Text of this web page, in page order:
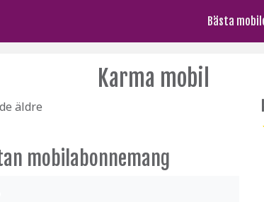
Bästa
Karma mobil
äldre
mobilabonnemang